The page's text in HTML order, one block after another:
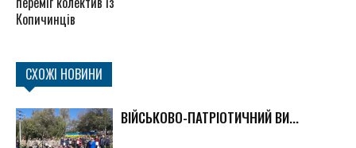
Копичинців
СХОЖІ НОВИНИ
ВІЙСЬКОВО-ПАТРІОТИЧНИЙ ВИ...